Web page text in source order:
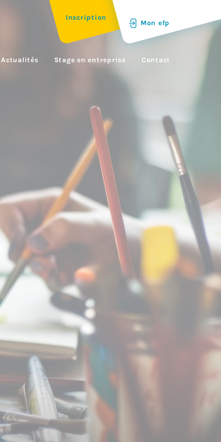
Inscription
Mon efp
Actualités Stage en entreprise Contact